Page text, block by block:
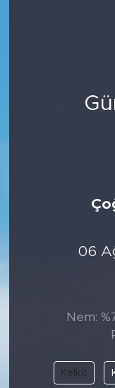
06
Nem:
Kelkit
Siyaset
Foto Galeri
Ulusal Son